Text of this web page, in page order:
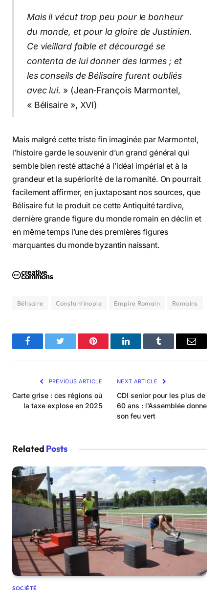
Mais il vécut trop peu pour le bonheur
du monde, et pour la gloire de Justinien.
Ce vieillard faible et découragé se
contenta de lui donner des larmes ; et
les conseils de Bélisaire furent oubliés
avec lui. » (Jean‑François Marmontel,
« Bélisaire », XVI)
Mais malgré cette triste fin imaginée par Marmontel,
l’histoire garde le souvenir d’un grand général qui
semble bien resté attaché à l’idéal impérial et à la
grandeur et la supériorité de la romanité. On pourrait
facilement affirmer, en juxtaposant nos sources, que
Bélisaire fut le produit ce cette Antiquité tardive,
dernière grande figure du monde romain en déclin et
en même temps l’une des premières figures
marquantes du monde byzantin naissant.
Bélisaire Constantinople Empire Romain Romains
FacebookTwitter Pinterest LinkedInTumblr Email
PREVIOUS ARTICLE
Carte grise : ces régions où
la taxe explose en 2025
NEXT ARTICLE
CDI senior pour les plus de
60 ans : l’Assemblée donne
son feu vert
Related Posts
SOCIÉTÉ